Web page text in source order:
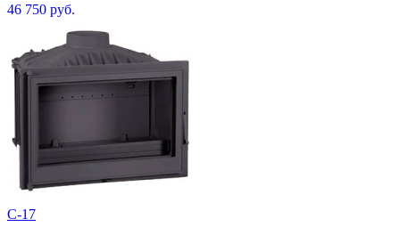
46 750 руб.
C-17